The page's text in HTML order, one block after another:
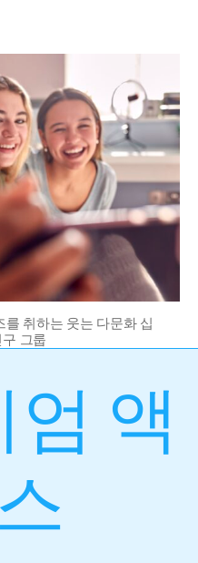
취하는 웃는 다문화 십
그룹
액